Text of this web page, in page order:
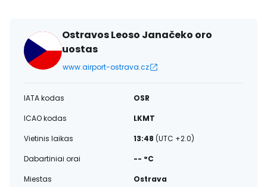
Ostravos Leoso Janačeko oro
uostas
www.airport-ostrava.cz
IATA kodas
OSR
ICAO kodas
LKMT
Vietinis laikas
13:48 (UTC +2.0)
Dabartiniai orai
-- °C
Miestas
Ostrava